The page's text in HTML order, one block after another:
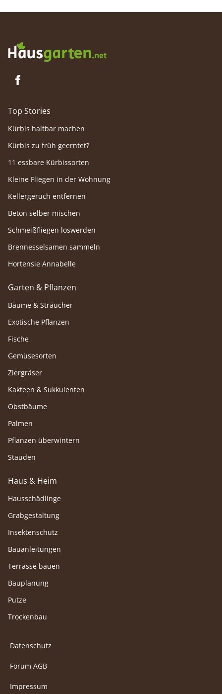
Top Stories
Kürbis haltbar machen
Kürbis zu früh geerntet?
11 essbare Kürbissorten
Kleine Fliegen in der Wohnung
Kellergeruch entfernen
Beton selber mischen
Schmeißfliegen loswerden
Brennesselsamen sammeln
Hortensie Annabelle
Garten & Pflanzen
Bäume & Sträucher
Exotische Pflanzen
Fische
Gemüsesorten
Ziergräser
Kakteen & Sukkulenten
Obstbäume
Palmen
Pflanzen überwintern
Stauden
Haus & Heim
Hausschädlinge
Grabgestaltung
Insektenschutz
Bauanleitungen
Terrasse bauen
Bauplanung
Putze
Trockenbau
Datenschutz
Forum AGB
Impressum